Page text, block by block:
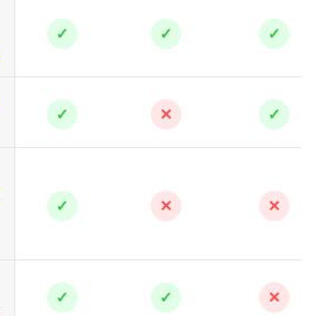
✓ ✓ ✓
✓ ✕ ✓
✓ ✕ ✕
✓ ✓ ✕